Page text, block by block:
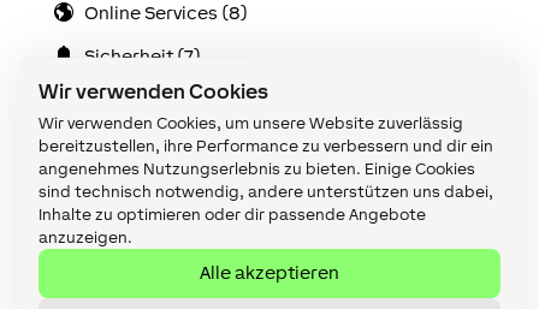
Wir verwenden Cookies
Wir verwenden Cookies, um unsere Website zuverlässig
bereitzustellen, ihre Performance zu verbessern und dir ein
angenehmes Nutzungserlebnis zu bieten. Einige Cookies
sind technisch notwendig, andere unterstützen uns dabei,
Inhalte zu optimieren oder dir passende Angebote
anzuzeigen.
Alle akzeptieren
Online Services (8)
Sicherheit (7)
Verkabelung (18)
Video Tutorials (61)
Visualisierung (10)
Wartung & Diagnose (32)